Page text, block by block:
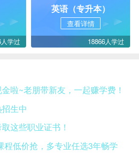
学过
英语（专升本）
查看详情
18866人学过
啦~老朋带新友，一起赚学费！
生中
这些职业证书！
程低价抢，多专业任选3年畅学